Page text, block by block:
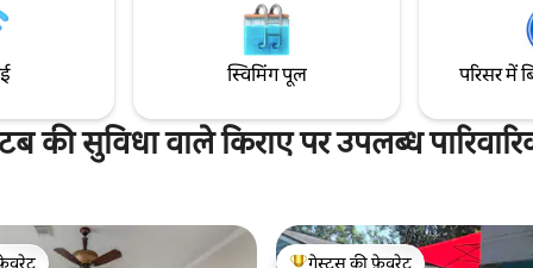
पर है।
सीढ़ियों से ऊपर रहता हूँ, यह एक निजी
स्विमिंग पूल परिसर में
की सुविधा वाले किराए पर उपलब्ध
गेस्ट्स की फ़ेवरेट